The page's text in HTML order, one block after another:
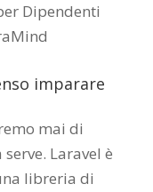
Dipendenti
imparare
mai di
serve. Laravel è
libreria di